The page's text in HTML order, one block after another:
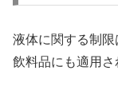
液体に関する制
飲料品にも適用さ